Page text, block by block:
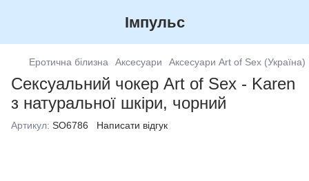
Імпульс
Еротична білизна Аксесуари Аксесуари Art of Sex (Україна)
Сексуальний чокер Art of Sex - Karen
з натуральної шкіри, чорний
Артикул: SO6786 Написати відгук